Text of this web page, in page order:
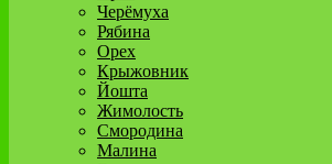
Черёмуха
Рябина
Орех
Крыжовник
Йошта
Жимолость
Смородина
Малина